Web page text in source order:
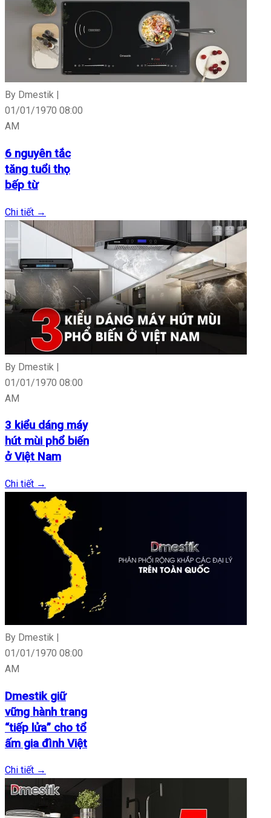
By Dmestik |
01/01/1970 08:00
AM
6 nguyên tắc
tăng tuổi thọ
bếp từ
Chi tiết →
By Dmestik |
01/01/1970 08:00
AM
3 kiểu dáng máy
hút mùi phổ biến
ở Việt Nam
Chi tiết →
By Dmestik |
01/01/1970 08:00
AM
Dmestik giữ
vững hành trang
“tiếp lửa” cho tổ
ấm gia đình Việt
Chi tiết →